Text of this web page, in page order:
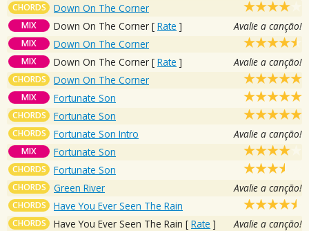
CHORDS Down On The Corner
MIX Down On The Corner [ Rate ] Avalie a canção!
MIX Down On The Corner
MIX Down On The Corner [ Rate ] Avalie a canção!
CHORDS Down On The Corner
MIX Fortunate Son
CHORDS Fortunate Son
CHORDS Fortunate Son Intro Avalie a canção!
MIX Fortunate Son
CHORDS Fortunate Son
CHORDS Green River Avalie a canção!
CHORDS Have You Ever Seen The Rain
CHORDS Have You Ever Seen The Rain [ Rate ] Avalie a canção!